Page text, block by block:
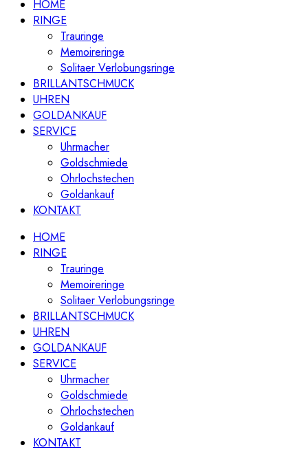
HOME
RINGE
Trauringe
Memoireringe
Solitaer Verlobungsringe
BRILLANTSCHMUCK
UHREN
GOLDANKAUF
SERVICE
Uhrmacher
Goldschmiede
Ohrlochstechen
Goldankauf
KONTAKT
HOME
RINGE
Trauringe
Memoireringe
Solitaer Verlobungsringe
BRILLANTSCHMUCK
UHREN
GOLDANKAUF
SERVICE
Uhrmacher
Goldschmiede
Ohrlochstechen
Goldankauf
KONTAKT